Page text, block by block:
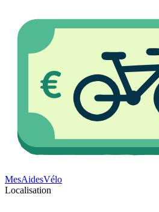
MesAidesVélo
Localisation